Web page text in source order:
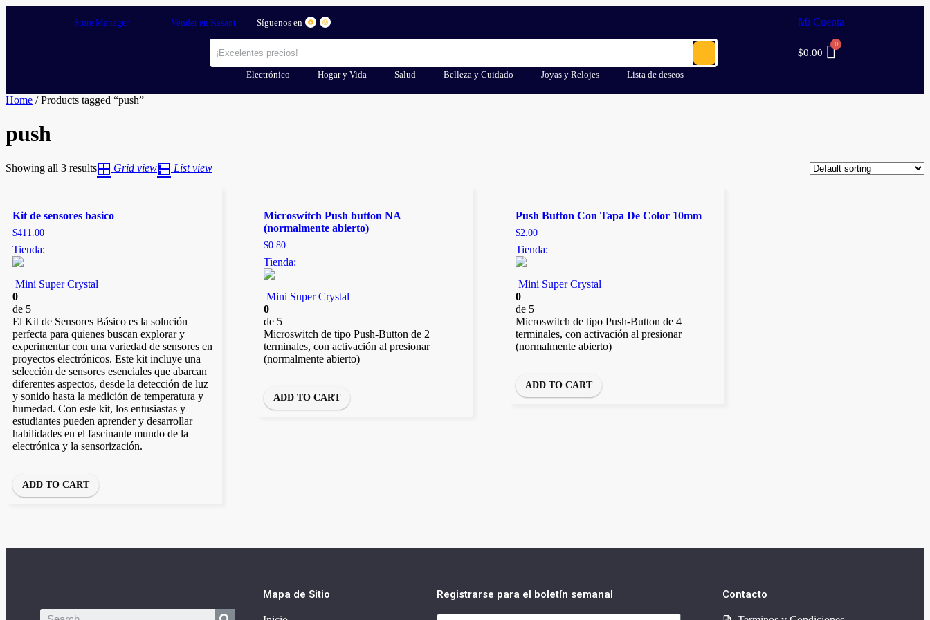
Store Manager Vender en Kasant Síguenos en Mi Cuenta
$0.00
Electrónico Hogar y Vida Salud Belleza y Cuidado Joyas y Relojes Lista de deseos
Home / Products tagged “push”
push
Showing all 3 results Grid view List view
Kit de sensores basico
$411.00
Tienda:
Mini Super Crystal
0
de 5
El Kit de Sensores Básico es la solución
perfecta para quienes buscan explorar y
experimentar con una variedad de sensores en
proyectos electrónicos. Este kit incluye una
selección de sensores esenciales que abarcan
diferentes aspectos, desde la detección de luz
y sonido hasta la medición de temperatura y
humedad. Con este kit, los entusiastas y
estudiantes pueden aprender y desarrollar
habilidades en el fascinante mundo de la
electrónica y la sensorización.
ADD TO CART
Microswitch Push button NA
(normalmente abierto)
$0.80
Tienda:
Mini Super Crystal
0
de 5
Microswitch de tipo Push-Button de 2
terminales, con activación al presionar
(normalmente abierto)
ADD TO CART
Push Button Con Tapa De Color 10mm
$2.00
Tienda:
Mini Super Crystal
0
de 5
Microswitch de tipo Push-Button de 4
terminales, con activación al presionar
(normalmente abierto)
ADD TO CART
Mapa de Sitio Registrarse para el boletín semanal Contacto